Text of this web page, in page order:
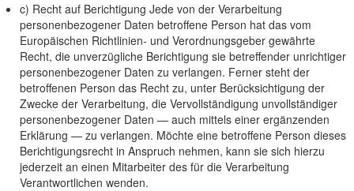
c) Recht auf Berichtigung Jede von der Verarbeitung
personenbezogener Daten betroffene Person hat das vom
Europäischen Richtlinien- und Verordnungsgeber gewährte
Recht, die unverzügliche Berichtigung sie betreffender unrichtiger
personenbezogener Daten zu verlangen. Ferner steht der
betroffenen Person das Recht zu, unter Berücksichtigung der
Zwecke der Verarbeitung, die Vervollständigung unvollständiger
personenbezogener Daten — auch mittels einer ergänzenden
Erklärung — zu verlangen. Möchte eine betroffene Person dieses
Berichtigungsrecht in Anspruch nehmen, kann sie sich hierzu
jederzeit an einen Mitarbeiter des für die Verarbeitung
Verantwortlichen wenden.